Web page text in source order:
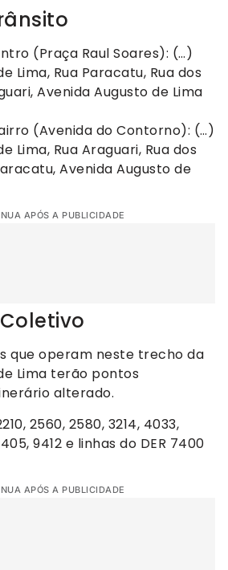
(Praça Raul Soares): (…)
Lima, Rua Paracatu, Rua dos
Avenida Augusto de Lima
(Avenida do Contorno): (…)
Lima, Rua Araguari, Rua dos
Avenida Augusto de
APÓS A PUBLICIDADE
que operam neste trecho da
Lima terão pontos
alterado.
2560, 2580, 3214, 4033,
9412 e linhas do DER 7400
APÓS A PUBLICIDADE